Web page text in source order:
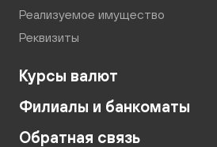
Реализуемое имущество
Реквизиты
Курсы валют
Филиалы и банкоматы
Обратная связь